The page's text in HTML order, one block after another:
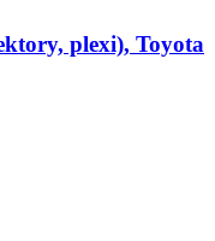
plexi), Toyota